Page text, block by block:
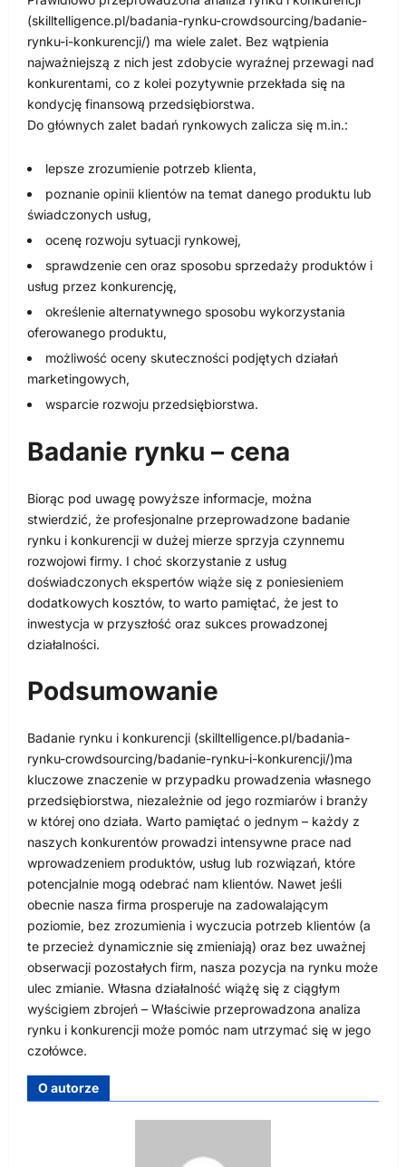
(skilltelligence.pl/badania-rynku-crowdsourcing/badanie-
rynku-i-konkurencji/) ma wiele zalet. Bez wątpienia
najważniejszą z nich jest zdobycie wyraźnej przewagi nad
konkurentami, co z kolei pozytywnie przekłada się na
kondycję finansową przedsiębiorstwa.
Do głównych zalet badań rynkowych zalicza się m.in.:
lepsze zrozumienie potrzeb klienta,
poznanie opinii klientów na temat danego produktu lub
świadczonych usług,
ocenę rozwoju sytuacji rynkowej,
sprawdzenie cen oraz sposobu sprzedaży produktów i
usług przez konkurencję,
określenie alternatywnego sposobu wykorzystania
oferowanego produktu,
możliwość oceny skuteczności podjętych działań
marketingowych,
wsparcie rozwoju przedsiębiorstwa.
Badanie rynku – cena
Biorąc pod uwagę powyższe informacje, można
stwierdzić, że profesjonalne przeprowadzone badanie
rynku i konkurencji w dużej mierze sprzyja czynnemu
rozwojowi firmy. I choć skorzystanie z usług
doświadczonych ekspertów wiąże się z poniesieniem
dodatkowych kosztów, to warto pamiętać, że jest to
inwestycja w przyszłość oraz sukces prowadzonej
działalności.
Podsumowanie
Badanie rynku i konkurencji (skilltelligence.pl/badania-
rynku-crowdsourcing/badanie-rynku-i-konkurencji/)ma
kluczowe znaczenie w przypadku prowadzenia własnego
przedsiębiorstwa, niezależnie od jego rozmiarów i branży
w której ono działa. Warto pamiętać o jednym – każdy z
naszych konkurentów prowadzi intensywne prace nad
wprowadzeniem produktów, usług lub rozwiązań, które
potencjalnie mogą odebrać nam klientów. Nawet jeśli
obecnie nasza firma prosperuje na zadowalającym
poziomie, bez zrozumienia i wyczucia potrzeb klientów (a
te przecież dynamicznie się zmieniają) oraz bez uważnej
obserwacji pozostałych firm, nasza pozycja na rynku może
ulec zmianie. Własna działalność wiążę się z ciągłym
wyścigiem zbrojeń – Właściwie przeprowadzona analiza
rynku i konkurencji może pomóc nam utrzymać się w jego
czołówce.
O autorze